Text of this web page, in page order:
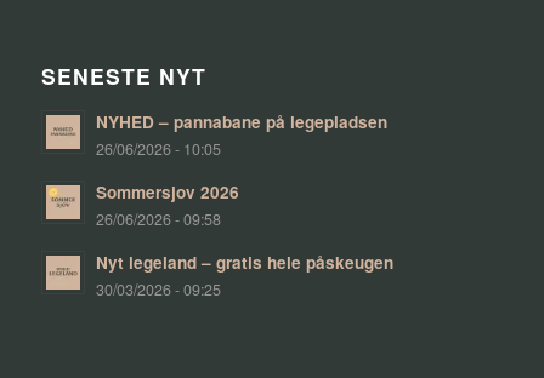
SENESTE NYT
NYHED – pannabane på legepladsen
26/06/2026 - 10:05
Sommersjov 2026
26/06/2026 - 09:58
Nyt legeland – gratis hele påskeugen
30/03/2026 - 09:25